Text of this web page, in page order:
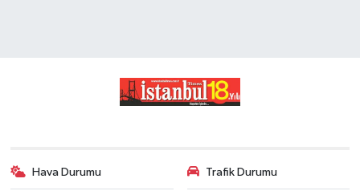
Hava Durumu Trafik Durumu